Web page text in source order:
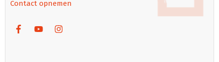
Contact opnemen